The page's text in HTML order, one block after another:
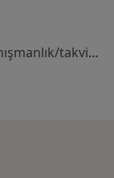
Bu uzman ilgili adres için online danışmanlık/takvim sunmuyor.